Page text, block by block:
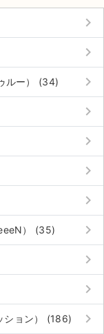
keyboard_arrow_right
keyboard_arrow_right
ルー） (34) keyboard_arrow_right
keyboard_arrow_right
keyboard_arrow_right
keyboard_arrow_right
keyboard_arrow_right
） (35) keyboard_arrow_right
keyboard_arrow_right
keyboard_arrow_right
ション） (186) keyboard_arrow_right